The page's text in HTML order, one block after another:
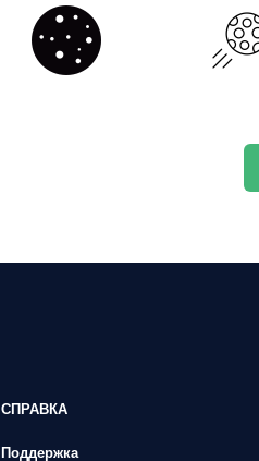
СПРАВКА
Поддержка